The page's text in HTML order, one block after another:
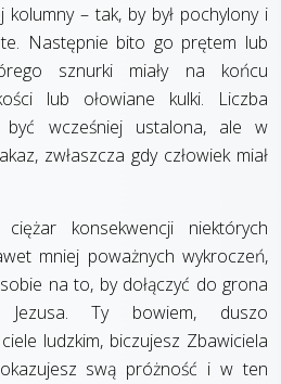
– tak, by był pochylony i
Następnie bito go prętem lub
sznurki miały na końcu
lub ołowiane kulki. Liczba
być wcześniej ustalona, ale w
zwłaszcza gdy człowiek miał
konsekwencji niektórych
mniej poważnych wykroczeń,
na to, by dołączyć do grona
Jezusa. Ty bowiem, duszo
ludzkim, biczujesz Zbawiciela
swą próżność i w ten